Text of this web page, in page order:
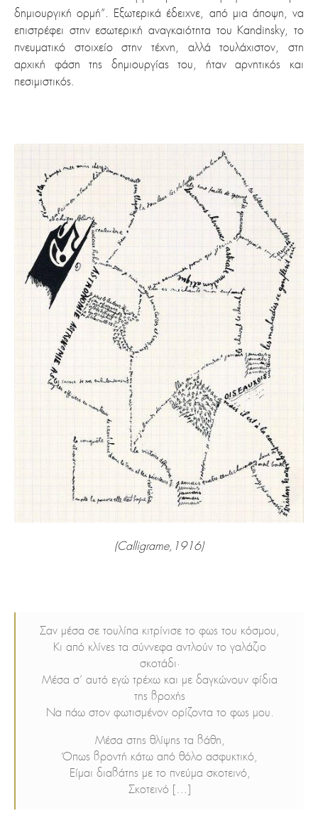
δημιουργική ορμή”. Εξωτερικά έδειχνε, από μια άποψη, να
επιστρέφει στην εσωτερική αναγκαιότητα του Kandinsky, το
πνευματικό στοιχείο στην τέχνη, αλλά τουλάχιστον, στη
αρχική φάση της δημιουργίας του, ήταν αρνητικός και
πεσιμιστικός.
(Calligrame,1916)
Σαν μέσα σε τουλίπα κιτρίνισε το φως του κόσμου,
Κι από κλίνες τα σύννεφα αντλούν το γαλάζιο
σκοτάδι·
Μέσα σ’ αυτό εγώ τρέχω και με δαγκώνουν φίδια
της βροχής
Να πάω στον φωτισμένον ορίζοντα το φως μου.
Μέσα στης θλίψης τα βάθη,
Όπως βροντή κάτω από θόλο ασφυκτικό,
Είμαι διαβάτης με το πνεύμα σκοτεινό,
Σκοτεινό […]